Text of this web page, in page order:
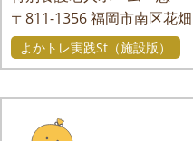
〒811-1356福岡市南区花
よかトレ実践St（施設版）